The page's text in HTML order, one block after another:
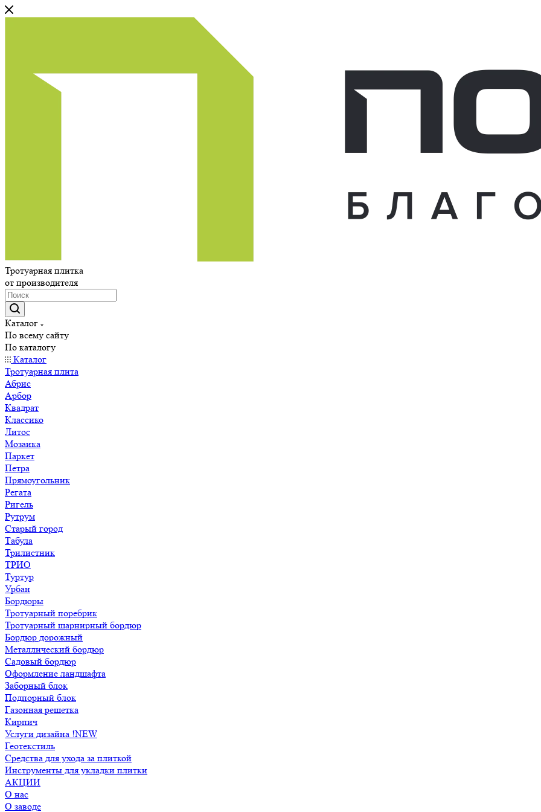
Тротуарная плитка
от производителя
Каталог
По всему сайту
По каталогу
Каталог
Тротуарная плита
Абрис
Арбор
Квадрат
Классико
Литос
Мозаика
Паркет
Петра
Прямоугольник
Регата
Ригель
Рутрум
Старый город
Табула
Трилистник
ТРИО
Туртур
Урбан
Бордюры
Тротуарный поребрик
Тротуарный шарнирный бордюр
Бордюр дорожный
Металлический бордюр
Садовый бордюр
Оформление ландшафта
Заборный блок
Подпорный блок
Газонная решетка
Кирпич
Услуги дизайна !NEW
Геотекстиль
Средства для ухода за плиткой
Инструменты для укладки плитки
АКЦИИ
О нас
О заводе